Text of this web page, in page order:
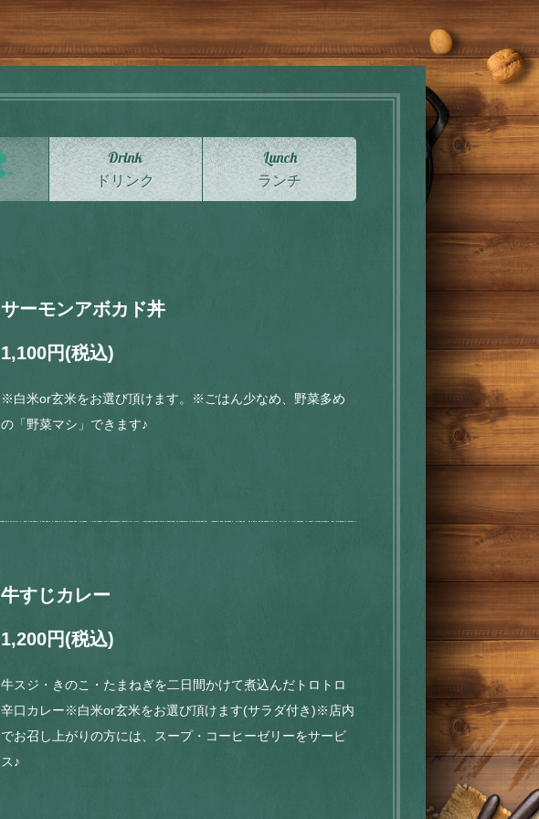
Drink
ドリンク
Lunch
ランチ
サーモンアボカド丼
1,100円(税込)
※白米or玄米をお選び頂けます。※ごはん少なめ、野菜多め
の「野菜マシ」できます♪
牛すじカレー
1,200円(税込)
牛スジ・きのこ・たまねぎを二日間かけて煮込んだトロトロ
辛口カレー※白米or玄米をお選び頂けます(サラダ付き)※店内
でお召し上がりの方には、スープ・コーヒーゼリーをサービ
ス♪